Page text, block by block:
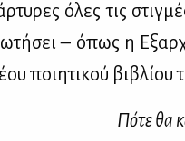
όλες τις
– όπως η
ποι­η­τι­κού βι­βλί­ου
Πό­τε θα